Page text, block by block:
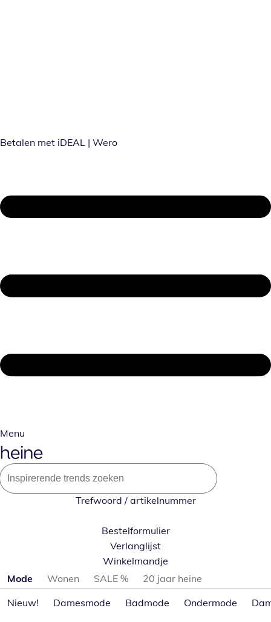
Betalen met iDEAL | Wero
Menu
Trefwoord / artikelnummer
Bestelformulier
Verlanglijst
Winkelmandje
Productcategorieën overslaan
Mode Wonen SALE %
20 jaar heine
Nieuw!
Damesmode Badmode Ondermode